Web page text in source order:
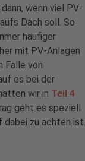
wenn viel PV-
Dach soll. So
häufiger
mit PV-Anlagen
Falle von
es bei der
wir in Teil 4
geht es speziell
dabei zu achten ist.